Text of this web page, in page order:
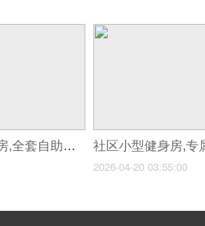
24小时无人健身房,全套自助小程序源码开发
2026-04-20 03:55:00